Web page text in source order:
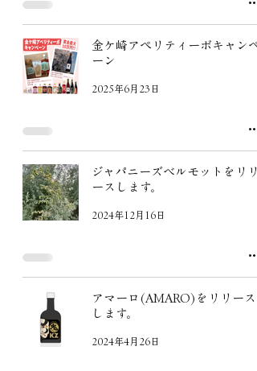
金ケ崎アペリティーボキャンペ
ーン
2025年6月23日
ジャパニーズベルモットをリリ
ースします。
2024年12月16日
アマーロ(AMARO)をリリース
します。
2024年4月26日